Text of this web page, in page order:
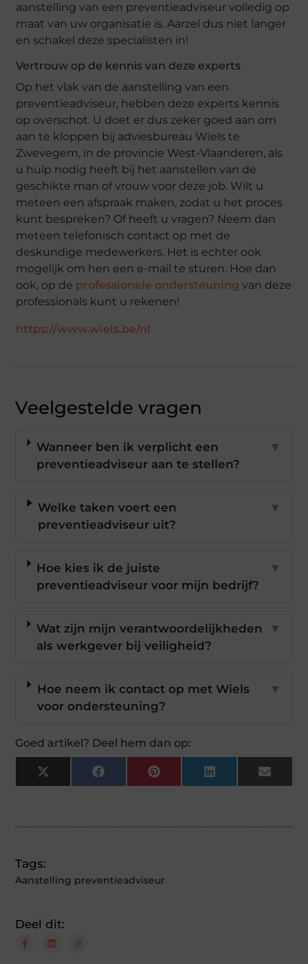
aanstelling van een preventieadviseur volledig op
maat van uw organisatie is. Aarzel dus niet langer
en schakel deze specialisten in!
Vertrouw op de kennis van deze experts
Op het vlak van de aanstelling van een
preventieadviseur, hebben deze experts kennis
op overschot. U doet er dus zeker goed aan om
aan te kloppen bij adviesbureau Wiels te
Zwevegem, in de provincie West-Vlaanderen, als
u hulp nodig heeft bij het aanstellen van de
geschikte man of vrouw voor deze job. Wilt u
meteen een afspraak maken, zodat u het proces
kunt bespreken? Of heeft u vragen? Neem dan
meteen telefonisch contact op met de
deskundige medewerkers. Het is echter ook
mogelijk om hen een e-mail te sturen. Hoe dan
ook, op de professionele ondersteuning van deze
professionals kunt u rekenen!
https://www.wiels.be/nl
Veelgestelde vragen
Wanneer ben ik verplicht een
preventieadviseur aan te stellen?
▼
Welke taken voert een
preventieadviseur uit?
▼
Hoe kies ik de juiste
preventieadviseur voor mijn bedrijf?
▼
Wat zijn mijn verantwoordelijkheden
als werkgever bij veiligheid?
▼
Hoe neem ik contact op met Wiels
voor ondersteuning?
▼
Goed artikel? Deel hem dan op:
X
(Twitter)
FacebookPinterestLinkedInEmail
Tags:
Aanstelling preventieadviseur
Deel dit: